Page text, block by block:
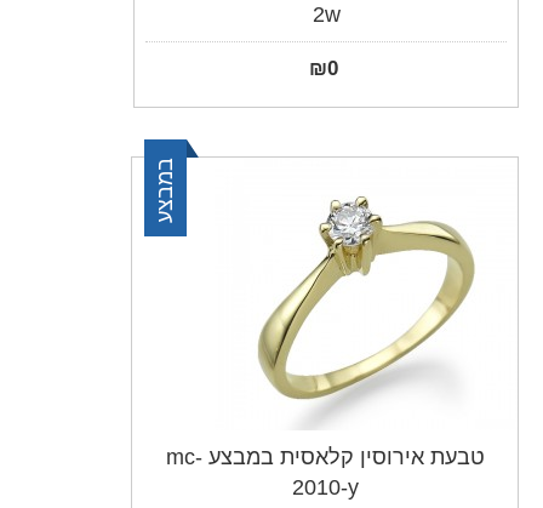
2w
₪
במבצע
טבעת אירוסין קלאסית במבצע mc-
2010-y